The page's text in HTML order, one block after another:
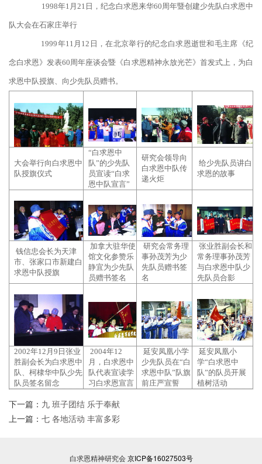
1998年1月21日，纪念白求恩来华60周年暨创建少先队白求恩中
队大会在石家庄举行
1999年11月12日，在北京举行的纪念白求恩逝世和毛主席《纪
念白求恩》发表60周年座谈会暨《白求恩精神永放光芒》首发式上，为白
求恩中队授旗、向少先队员赠书。
大会举行向白求恩中
队授旗仪式
“白求恩中
队”的少先队
员宣读“白求
恩中队宣言”
研究会领导向
白求恩中队传
递火炬
给少先队员讲白
求恩的故事
钱信忠会长为天津
市、张家口市新建白
求恩中队授旗
加拿大驻华使
馆文化参赞乐
静宜为少先队
员赠书签名
研究会常务理
事孙茂芳为少
先队员赠书签
名
张业胜副会长和
常务理事孙茂芳
与白求恩中队少
先队员合影
2002年12月9日张业
胜副会长为白求恩中
队、柯棣华中队少先
队员签名留念
2004年12
月，白求恩中
队代表宣读学
习白求恩宣言
延安凤凰小学
少先队员在“白
求恩中队”队旗
前庄严宣誓
延安凤凰小
学“白求恩中
队”的队员开展
植树活动
下一篇： 九 班子团结 乐于奉献
上一篇： 七 各地活动 丰富多彩
白求恩精神研究会京ICP备16027503号